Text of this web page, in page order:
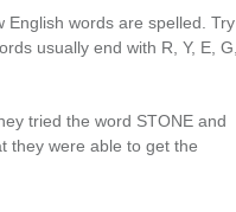
English words are spelled. Try
usually end with R, Y, E, G,
tried the word STONE and
they were able to get the